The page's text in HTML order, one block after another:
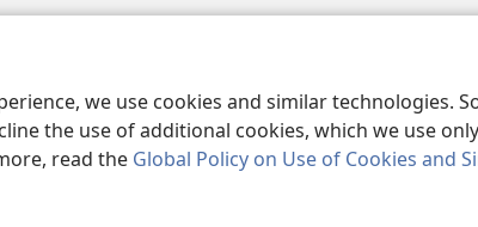
we use cookies and similar technologies.
the use of additional cookies, which we use
read the Global Policy on Use of Cookies and
and Tract Society of Pennsylvania.